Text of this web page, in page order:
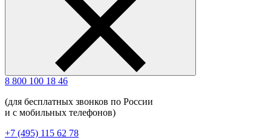
8 800 100 18 46
(для бесплатных звонков по России
и с мобильных телефонов)
+7 (495) 115 62 78